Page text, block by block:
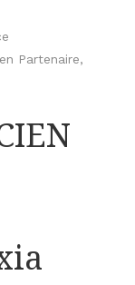
Partenaire,